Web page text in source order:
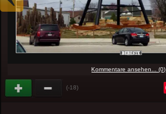
Kommentare ansehen... (0)
(-18)